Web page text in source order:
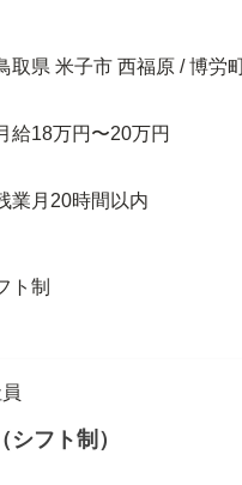
取県 米子市 西福原 / 博労
給18万円〜20万円
業月20時間以内
ト制
シフト制）